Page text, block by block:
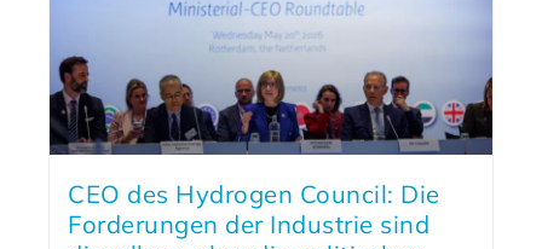
CEO des Hydrogen Council: Die
Forderungen der Industrie sind